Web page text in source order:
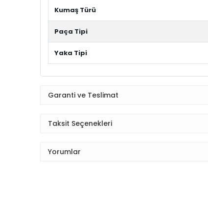
Kumaş Türü
Paça Tipi
Yaka Tipi
Garanti ve Teslimat
Taksit Seçenekleri
Yorumlar